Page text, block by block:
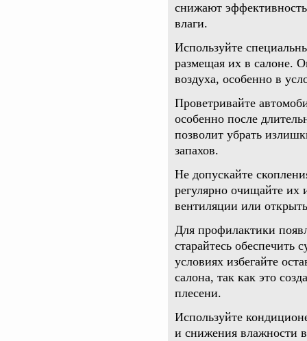
снижают
влаги.
Используйте
размещая их в салоне.
воздуха, особенно в
Проветривайте
особенно после
позволит убрать
запахов.
Не допускайте
регулярно очищайте
вентиляции или
Для профилактики
старайтесь обеспечить
условиях избегайте
салона, так как это
плесени.
Используйте
и снижения влажности